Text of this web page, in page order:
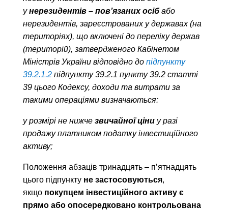
унерезидентів – пов’язаних осібабо
нерезидентів, зареєстрованих у державах (на
територіях), що включені до переліку держав
(територій), затвердженого Кабінетом
Міністрів України відповідно до підпункту
39.2.1.2підпункту 39.2.1 пункту 39.2 статті
39 цього Кодексу, доходи та витрати за
такими операціями визначаються:​
у розмірі не нижче звичайної ціниу разі
продажу платником податку інвестиційного
активу;
Положення абзаців тринадцять – п’ятнадцять
цього підпункту не застосовуються,
якщо покупцем інвестиційного активу є
прямо або опосередковано контрольована